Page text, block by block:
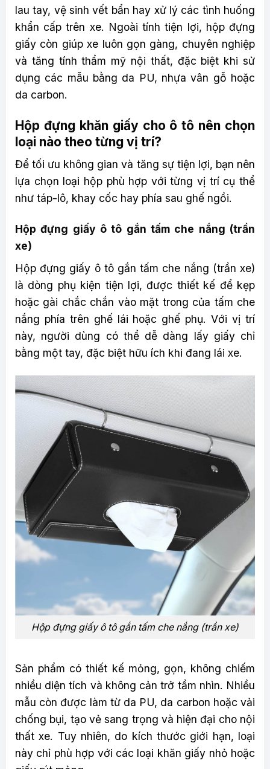
lau tay, vệ sinh vết bẩn hay xử lý các tình huống
khẩn cấp trên xe. Ngoài tính tiện lợi, hộp đựng
giấy còn giúp xe luôn gọn gàng, chuyên nghiệp
và tăng tính thẩm mỹ nội thất, đặc biệt khi sử
dụng các mẫu bằng da PU, nhựa vân gỗ hoặc
da carbon.
Hộp đựng khăn giấy cho ô tô nên chọn
loại nào theo từng vị trí?
Để tối ưu không gian và tăng sự tiện lợi, bạn nên
lựa chọn loại hộp phù hợp với từng vị trí cụ thể
như táp-lô, khay cốc hay phía sau ghế ngồi.
Hộp đựng giấy ô tô gắn tấm che nắng (trần
xe)
Hộp đựng giấy ô tô gắn tấm che nắng (trần xe)
là dòng phụ kiện tiện lợi, được thiết kế để kẹp
hoặc gài chắc chắn vào mặt trong của tấm che
nắng phía trên ghế lái hoặc ghế phụ. Với vị trí
này, người dùng có thể dễ dàng lấy giấy chỉ
bằng một tay, đặc biệt hữu ích khi đang lái xe.
Hộp đựng giấy ô tô gắn tấm che nắng (trần xe)
Sản phẩm có thiết kế mỏng, gọn, không chiếm
nhiều diện tích và không cản trở tầm nhìn. Nhiều
mẫu còn được làm từ da PU, da carbon hoặc vải
chống bụi, tạo vẻ sang trọng và hiện đại cho nội
thất xe. Tuy nhiên, do kích thước giới hạn, loại
này chỉ phù hợp với các loại khăn giấy nhỏ hoặc